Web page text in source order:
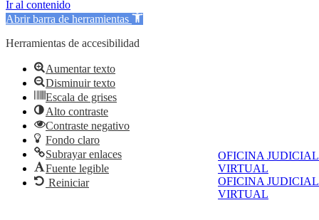
OFICINA JUDICIAL
VIRTUAL
OFICINA JUDICIAL
VIRTUAL
Ir al contenido
Abrir barra de herramientas
Herramientas de accesibilidad
Aumentar texto
Disminuir texto
Escala de grises
Alto contraste
Contraste negativo
Fondo claro
Subrayar enlaces
Fuente legible
Reiniciar